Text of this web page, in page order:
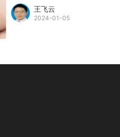
王飞云
2024-01-05